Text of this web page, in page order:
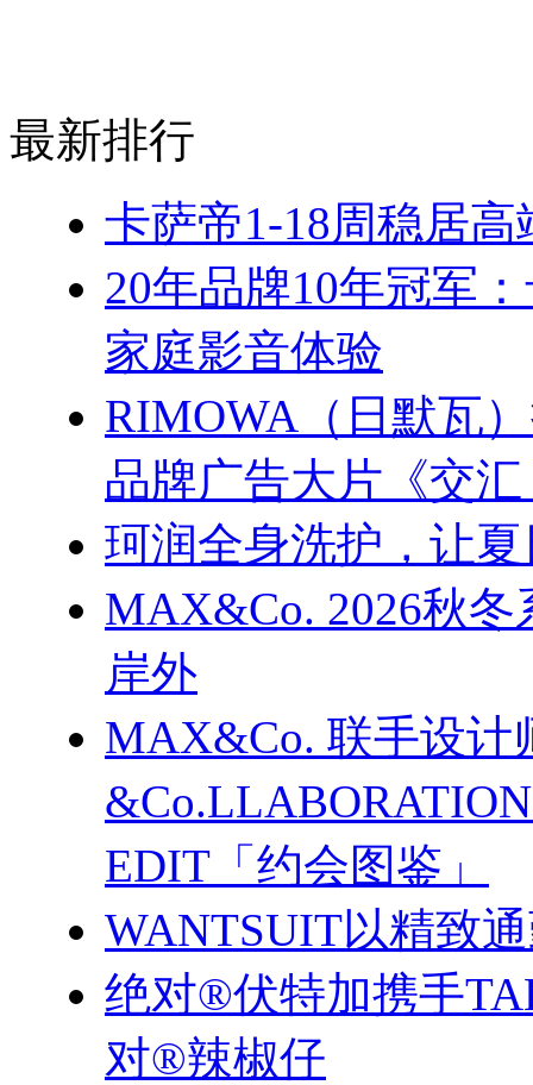
最新排行
卡萨帝1-18周稳居
20年品牌10年冠军
家庭影音体验
RIMOWA（日默瓦
品牌广告大片《交
珂润全身洗护，让
MAX&Co. 2026秋
岸外
MAX&Co. 联手设计
EDIT「约会图鉴」
WANTSUIT以精致
绝对®伏特加携手
对®辣椒仔